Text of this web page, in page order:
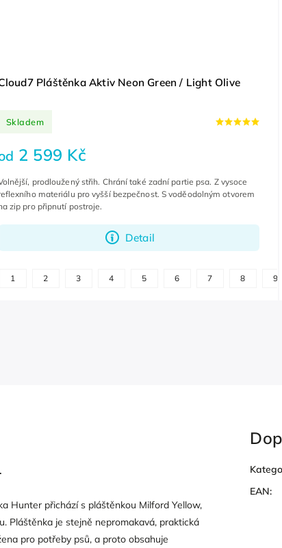
11
další
Pláštěnka Aktiv Neon Green / Light Olive
Skladem
2 599 Kč
Detail
prodloužený střih. Chrání také zadní partie psa. Z vysoce
materiálu pro vyšší bezpečnost. S voděodolným otvorem
zip pro připnutí postroje.
1 2 3 4 5 6 7 8 9
Hunter přichází s pláštěnkou Milford Yellow,
Pláštěnka je stejně nepromakavá, praktická
pro potřeby psů, a proto obsahuje
EAN: